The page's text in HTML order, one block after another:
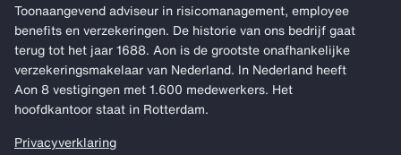
Toonaangevend adviseur in risicomanagement, employee
benefits en verzekeringen. De historie van ons bedrijf gaat
terug tot het jaar 1688. Aon is de grootste onafhankelijke
verzekeringsmakelaar van Nederland. In Nederland heeft
Aon 8 vestigingen met 1.600 medewerkers. Het
hoofdkantoor staat in Rotterdam.
Privacyverklaring